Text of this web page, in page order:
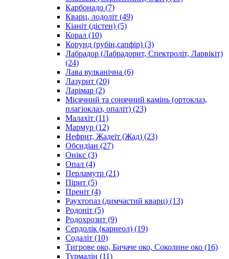
Карбонадо (7)
Кварц, лодоліт (49)
Кіаніт (дістен) (5)
Корал (10)
Корунд (рубін,сапфір) (3)
Лабрадор (Лабрадорит, Спектроліт, Ларвікіт)
(24)
Лава вулканічна (6)
Лазурит (20)
Ларімар (2)
Місячний та сонячний камінь (ортоклаз,
плагіоклаз, опаліт) (23)
Малахіт (11)
Мармур (12)
Нефрит, Жадеїт (Жад) (23)
Обсидіан (27)
Онікс (3)
Опал (4)
Перламутр (21)
Пірит (5)
Преніт (4)
Раухтопаз (димчастий кварц) (13)
Родоніт (5)
Родохрозит (9)
Сердолік (карнеол) (19)
Содаліт (10)
Тигрове око, Бичаче око, Соколине око (16)
Турмалін (11)